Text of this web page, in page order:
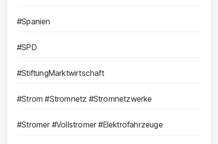
#Spanien
#SPD
#StiftungMarktwirtschaft
#Strom #Stromnetz #Stromnetzwerke
#Stromer #Vollstromer #Elektrofahrzeuge